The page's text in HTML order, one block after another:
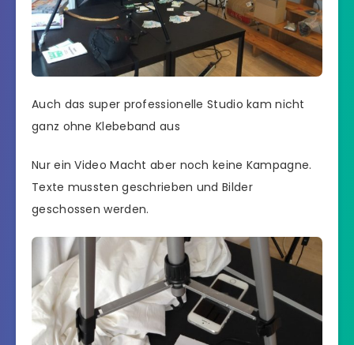
Auch das super professionelle Studio kam nicht
ganz ohne Klebeband aus
Nur ein Video Macht aber noch keine Kampagne.
Texte mussten geschrieben und Bilder
geschossen werden.